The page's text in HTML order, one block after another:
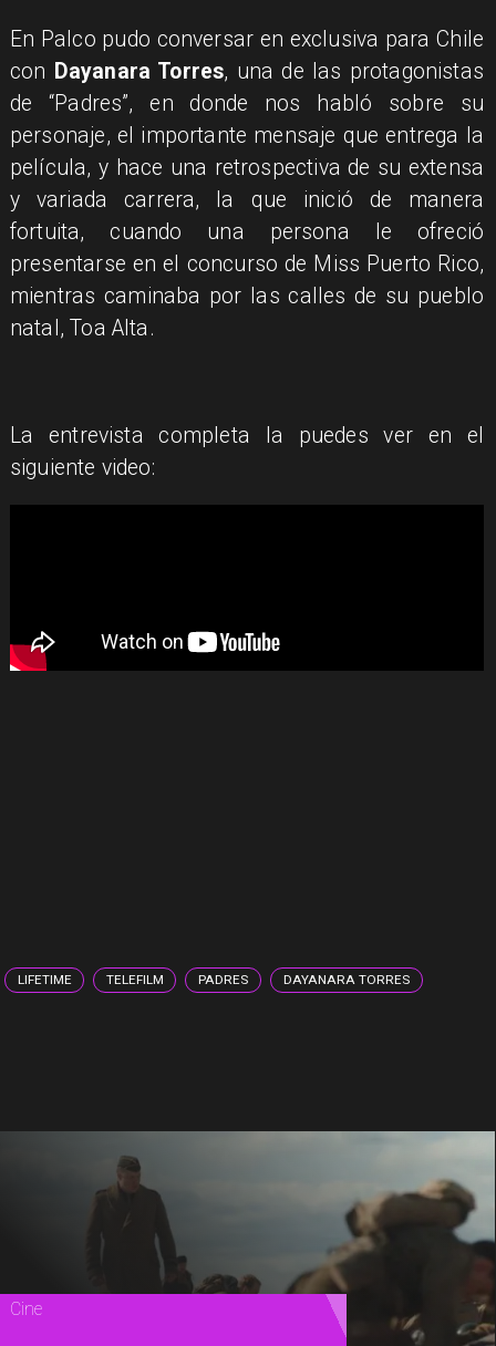
En Palco pudo conversar en exclusiva para Chile
con Dayanara Torres, una de las protagonistas
de “Padres”, en donde nos habló sobre su
personaje, el importante mensaje que entrega la
película, y hace una retrospectiva de su extensa
y variada carrera, la que inició de manera
fortuita, cuando una persona le ofreció
presentarse en el concurso de Miss Puerto Rico,
mientras caminaba por las calles de su pueblo
natal, Toa Alta.
La entrevista completa la puedes ver en el
siguiente video:
LIFETIME TELEFILM PADRES DAYANARA TORRES
Magazine